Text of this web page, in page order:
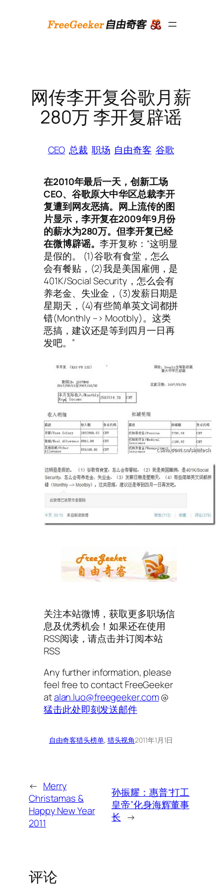
网传李开复谷歌月薪
280万 李开复辟谣
CEO 总裁 职场 自由奇客 谷歌
在2010年最后一天，创新工场
CEO、谷歌原大中华区总裁李开
复遭到网友恶搞。网上流传的图
片显示，李开复在2009年9月份
的薪水为280万。但李开复已经
在微博辟谣。李开复称：“这明显
是假的。 (1)谷歌有食堂，怎么
会有餐贴，(2)我是美国雇佣，是
401K/Social Security，怎么会有
养老金、失业金，(3)发薪日期是
星期天，(4)有些简单英文词都拼
错(Monthly –> Mootbly)。这类
恶搞，建议还是等到四月一日再
发吧。”
关注本站微博，获取更多职场信
息及优秀机会！如果还在使用
RSS阅读，请点击并订阅本站
RSS
Any further information, please
feel free to contact FreeGeeker
atalan.luo@freegeeker.com@
猛击此处即刻发送邮件
自由奇客猎头榜单, 猎头视角2011年1月1日
← Merry
Christamas &
Happy New Year
2011
孙振耀：惠普“打工
皇帝”化身海辉董事
长 →
评论